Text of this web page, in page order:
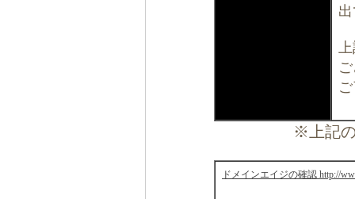
※上記
ドメインエイジの確認 http://